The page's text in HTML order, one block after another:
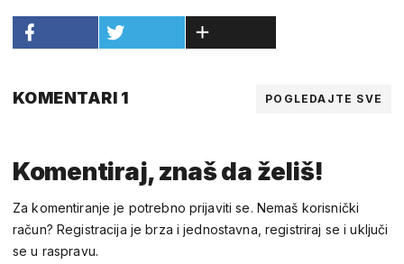
KOMENTARI 1 POGLEDAJTE SVE
Komentiraj, znaš da želiš!
Za komentiranje je potrebno prijaviti se. Nemaš korisnički
račun? Registracija je brza i jednostavna, registriraj se i uključi
se u raspravu.